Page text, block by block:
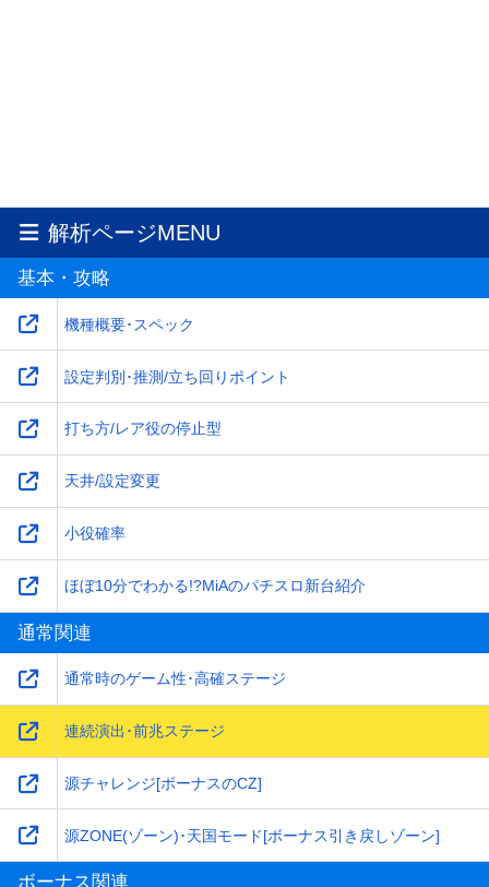
解析ページMENU
基本・攻略
機種概要･スペック
設定判別･推測/立ち回りポイント
打ち方/レア役の停止型
天井/設定変更
小役確率
ほぼ10分でわかる!?MiAのパチスロ新台紹介
通常関連
通常時のゲーム性･高確ステージ
連続演出･前兆ステージ
源チャレンジ[ボーナスのCZ]
源ZONE(ゾーン)･天国モード[ボーナス引き戻しゾーン]
ボーナス関連